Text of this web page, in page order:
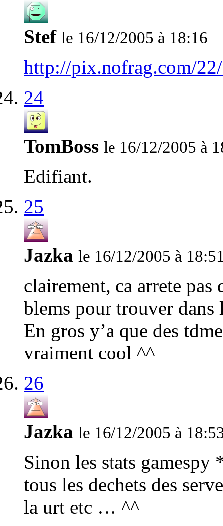
Stef le 16/12/2005 à 18:16
http://pix.nofrag.com/
24
TomBoss le 16/12/2005 à
Edifiant.
25
Jazka le 16/12/2005 à
clairement, ca arrete pas
blems pour trouver dans
En gros y’a que des
vraiment cool ^^
26
Jazka le 16/12/2005 à
Sinon les stats
tous les dechets des
la urt etc … ^^